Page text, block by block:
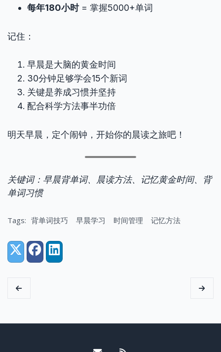
每年180小时= 掌握5000+单词
记住：
早晨是大脑的黄金时间
30分钟足够学会15个新词
关键是养成习惯并坚持
配合科学方法事半功倍
明天早晨，定个闹钟，开始你的晨读之旅吧！
关键词：早晨背单词、晨读方法、记忆黄金时间、背
单词习惯
Tags: 背单词技巧 早晨学习 时间管理 记忆方法
Share:
X (Twitter)
FacebookLinkedIn
Email me